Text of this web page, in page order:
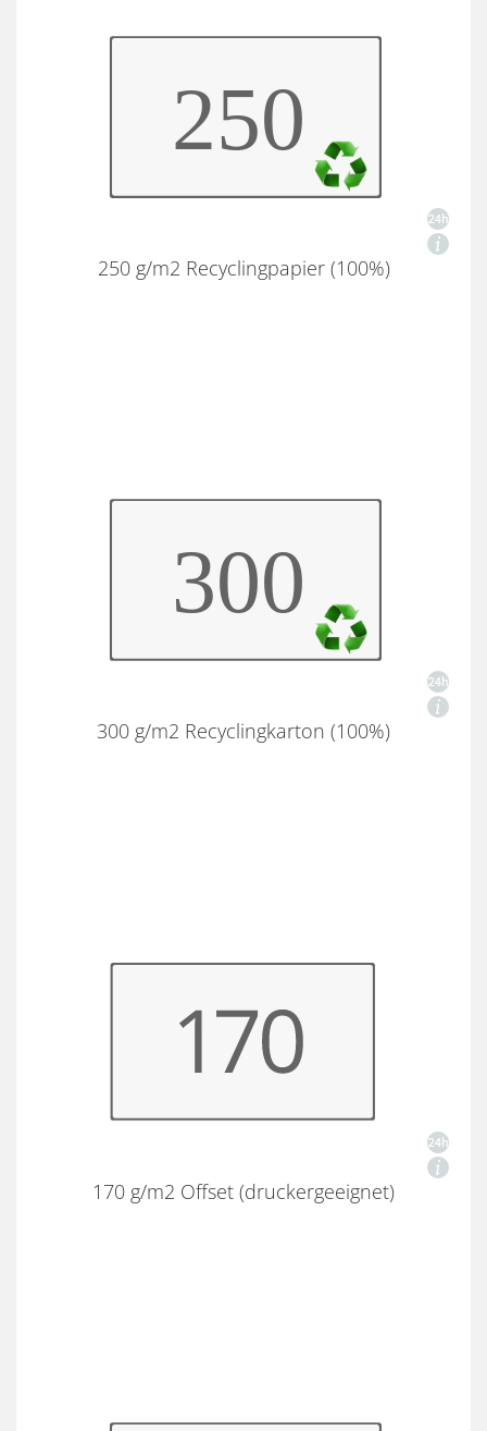
250 g/m2 Recyclingpapier (100%)
300 g/m2 Recyclingkarton (100%)
170 g/m2 Offset (druckergeeignet)